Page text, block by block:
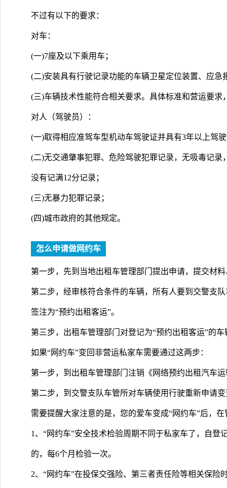
不过有以下的要求：
对车：
(一)7座及以下乘用车；
(二)安装具有行驶记录功能的车辆卫星定位装置、应急
(三)车辆技术性能符合相关要求。具体标准和营运要求
对人（驾驶员）：
(一)取得相应准驾车型机动车驾驶证并具有3年以上驾
(二)无交通肇事犯罪、危险驾驶犯罪记录，无吸毒记
没有记满12分记录；
(三)无暴力犯罪记录；
(四)城市政府的其他规定。
怎么申请做网约车
第一步，先到当地出租车管理部门提出申请，提交材
第二步，经审核符合条件的车辆，所有人要到交警支
签注为“预约出租客运”。
第三步，出租车管理部门对登记为“预约出租客运”的
如果“网约车”变回非营运私家车需要通过这两步：
第一步，到出租车管理部门注销《网络预约出租汽车
第二步，到交警支队车管所对车辆使用行驶重新申请
需要提醒大家注意的是，您的爱车变成“网约车”后，
1、“网约车”安全技术检验周期不同于私家车了，自登
的，每6个月检验一次。
2、“网约车”在投保交强险、第三者责任险等相关保险